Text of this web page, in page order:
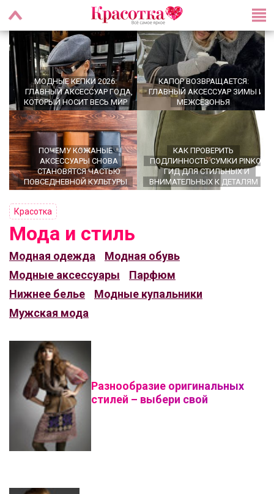
МОДНЫЕ КЕПКИ 2026:
ГЛАВНЫЙ АКСЕССУАР ГОДА,
КОТОРЫЙ НОСИТ ВЕСЬ МИР
КАПОР ВОЗВРАЩАЕТСЯ:
ГЛАВНЫЙ АКСЕССУАР ЗИМЫ И
МЕЖСЕЗОНЬЯ
ПОЧЕМУ КОЖАНЫЕ
АКСЕССУАРЫ СНОВА
СТАНОВЯТСЯ ЧАСТЬЮ
ПОВСЕДНЕВНОЙ КУЛЬТУРЫ
КАК ПРОВЕРИТЬ
ПОДЛИННОСТЬ СУМКИ PINKO:
ГИД ДЛЯ СТИЛЬНЫХ И
ВНИМАТЕЛЬНЫХ К ДЕТАЛЯМ
OFFICECORE 2023/2024:
ОФИСНЫЙ СТИЛЬ
БАЛЕТКИ ВЕСНА–ЛЕТО 2026
Красотка
Мода и стиль
Модная одежда
Модная обувь
Модные аксессуары
Парфюм
Нижнее белье
Модные купальники
Мужская мода
Разнообразие оригинальных
стилей – выбери свой